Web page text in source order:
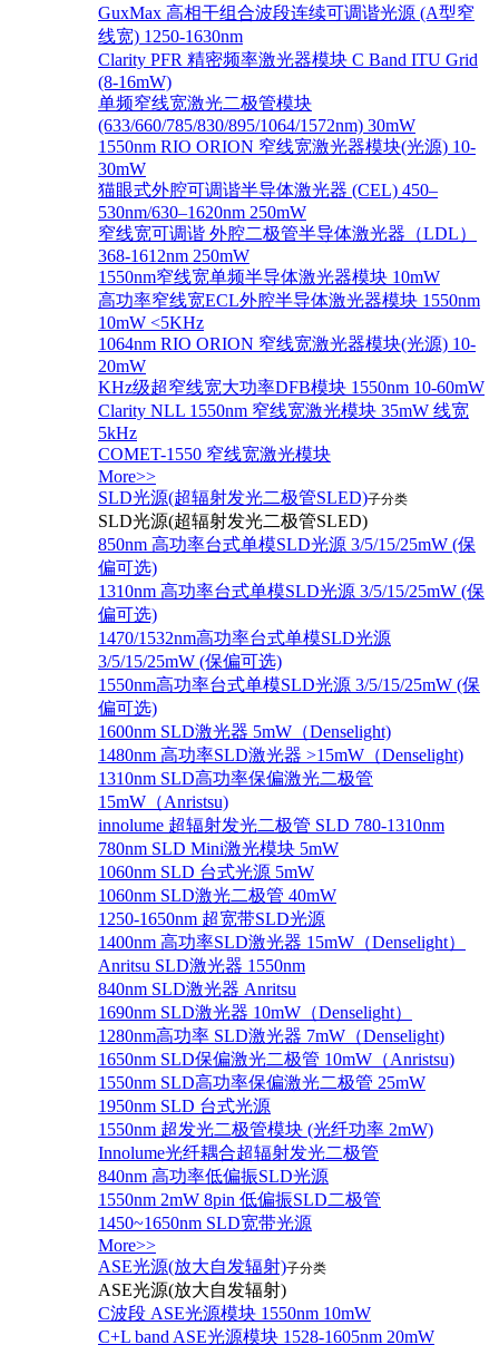
GuxMax 高相干组合波段连续可调谐光源 (A型窄
线宽) 1250-1630nm
Clarity PFR 精密频率激光器模块 C Band ITU Grid
(8-16mW)
单频窄线宽激光二极管模块
(633/660/785/830/895/1064/1572nm) 30mW
1550nm RIO ORION 窄线宽激光器模块(光源) 10-
30mW
猫眼式外腔可调谐半导体激光器 (CEL) 450–
530nm/630–1620nm 250mW
窄线宽可调谐 外腔二极管半导体激光器（LDL）
368-1612nm 250mW
1550nm窄线宽单频半导体激光器模块 10mW
高功率窄线宽ECL外腔半导体激光器模块 1550nm
10mW <5KHz
1064nm RIO ORION 窄线宽激光器模块(光源) 10-
20mW
KHz级超窄线宽大功率DFB模块 1550nm 10-60mW
Clarity NLL 1550nm 窄线宽激光模块 35mW 线宽
5kHz
COMET-1550 窄线宽激光模块
More>>
SLD光源(超辐射发光二极管SLED)子分类
SLD光源(超辐射发光二极管SLED)
850nm 高功率台式单模SLD光源 3/5/15/25mW (保
偏可选)
1310nm 高功率台式单模SLD光源 3/5/15/25mW (保
偏可选)
1470/1532nm高功率台式单模SLD光源
3/5/15/25mW (保偏可选)
1550nm高功率台式单模SLD光源 3/5/15/25mW (保
偏可选)
1600nm SLD激光器 5mW（Denselight)
1480nm 高功率SLD激光器 >15mW（Denselight)
1310nm SLD高功率保偏激光二极管
15mW（Anristsu)
innolume 超辐射发光二极管 SLD 780-1310nm
780nm SLD Mini激光模块 5mW
1060nm SLD 台式光源 5mW
1060nm SLD激光二极管 40mW
1250-1650nm 超宽带SLD光源
1400nm 高功率SLD激光器 15mW（Denselight）
Anritsu SLD激光器 1550nm
840nm SLD激光器 Anritsu
1690nm SLD激光器 10mW（Denselight）
1280nm高功率 SLD激光器 7mW（Denselight)
1650nm SLD保偏激光二极管 10mW（Anristsu)
1550nm SLD高功率保偏激光二极管 25mW
1950nm SLD 台式光源
1550nm 超发光二极管模块 (光纤功率 2mW)
Innolume光纤耦合超辐射发光二极管
840nm 高功率低偏振SLD光源
1550nm 2mW 8pin 低偏振SLD二极管
1450~1650nm SLD宽带光源
More>>
ASE光源(放大自发辐射)子分类
ASE光源(放大自发辐射)
C波段 ASE光源模块 1550nm 10mW
C+L band ASE光源模块 1528-1605nm 20mW